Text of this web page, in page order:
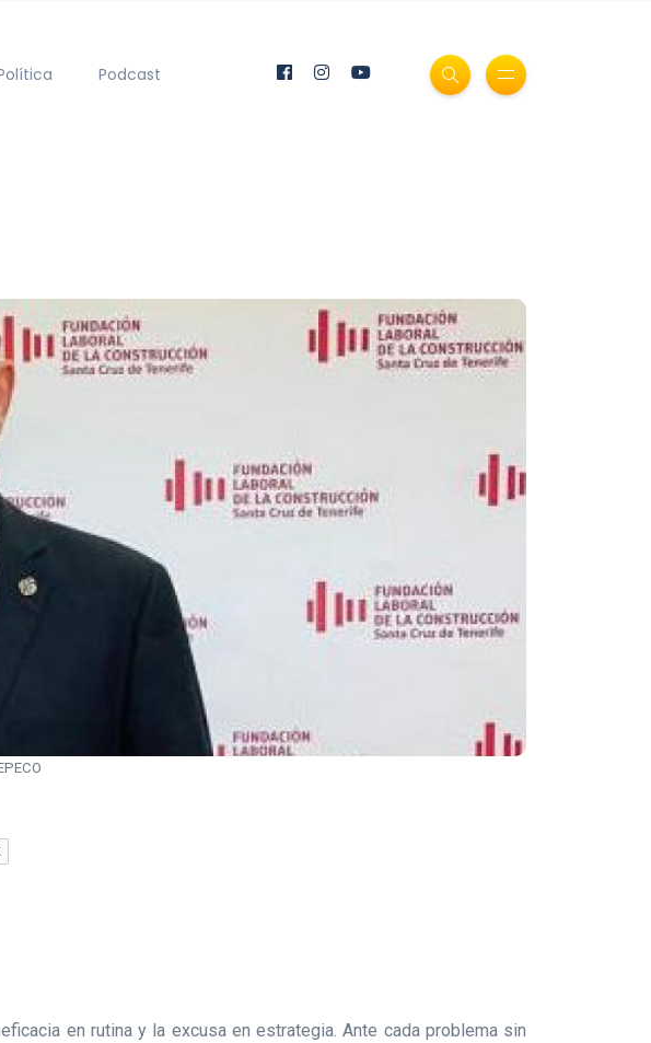
Podcast
en rutina y la excusa en estrategia. Ante cada problema sin